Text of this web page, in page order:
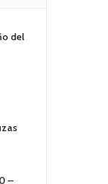
del
–